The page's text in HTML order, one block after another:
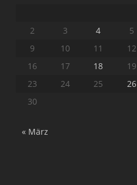
2
3 4 5
9
10 11 12
16
17 18 19
23
24 25 26
30
« März